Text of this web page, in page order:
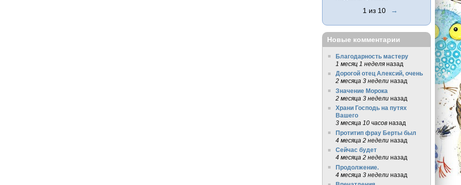
1 из 10 →
Новые комментарии
Благодарность мастеру
1 месяц 1 неделяназад
Дорогой отец Алексий, очень
2 месяца 3 неделиназад
Значение Морока
2 месяца 3 неделиназад
Храни Господь на путях
Вашего
3 месяца 10 часовназад
Протитип фрау Берты был
4 месяца 2 неделиназад
Сейчас будет
4 месяца 2 неделиназад
Продолжение.
4 месяца 3 неделиназад